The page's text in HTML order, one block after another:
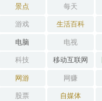
景点 每天
游戏 生活百科
电脑 电视
科技 移动互联网
网游 网赚
股票 自媒体